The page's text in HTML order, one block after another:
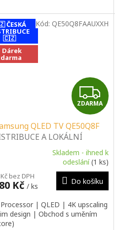
ČESKÁ
🇨🇿
Dárek
Z
D
R
M
A
ZDARMA
QLED TV QE50Q8F
A LOKÁLNÍ
| SPECIALIZOVANÝ
| PORADENSTVÍ |
& MONTÁŽNÍ
Skladem - ihned k
odeslání(1 ks)
bez DPH
Kč / ks
Do košíku
| QLED | 4K upscaling
design | Obchod s uměním
Kód: QE50Q8FAAUXXH